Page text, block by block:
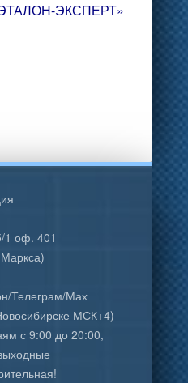
ЭКСПЕРТ»
1 оф. 401
Телеграм/Мах
МСК+4)
с 9:00 до 20:00,